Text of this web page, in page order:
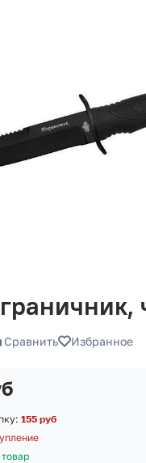
Сравнить Избранное
155 руб